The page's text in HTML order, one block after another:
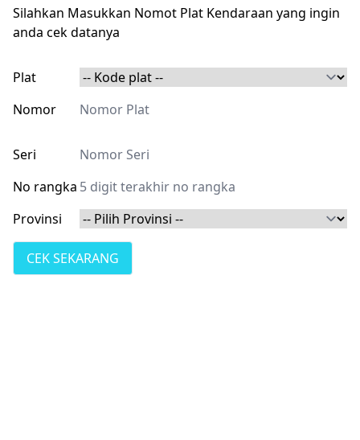
Silahkan Masukkan Nomot Plat Kendaraan yang ingin
anda cek datanya
Plat
Nomor
Seri
No rangka
Provinsi